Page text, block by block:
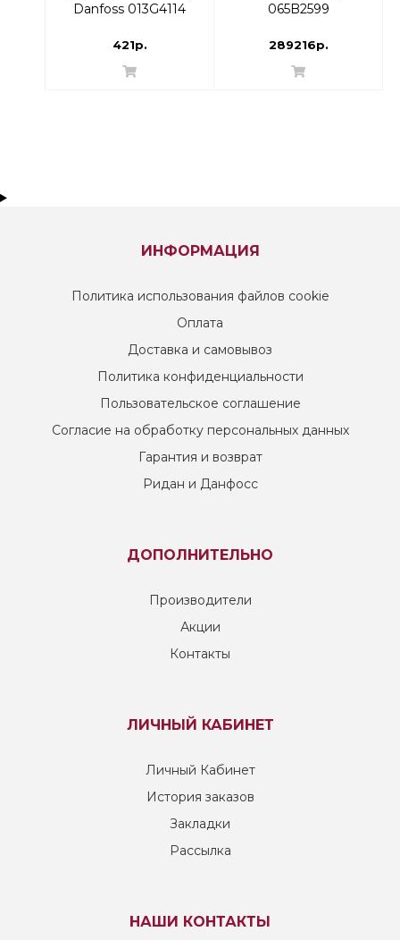
Danfoss 013G4114
421р.
065B2599
289216р.
ИНФОРМАЦИЯ
Политика использования файлов cookie
Оплата
Доставка и самовывоз
Политика конфиденциальности
Пользовательское соглашение
Согласие на обработку персональных данных
Гарантия и возврат
Ридан и Данфосс
ДОПОЛНИТЕЛЬНО
Производители
Акции
Контакты
ЛИЧНЫЙ КАБИНЕТ
Личный Кабинет
История заказов
Закладки
Рассылка
НАШИ КОНТАКТЫ